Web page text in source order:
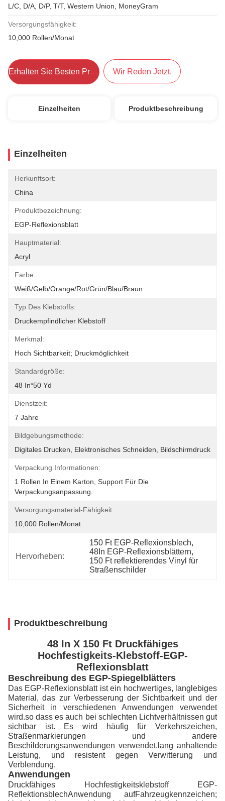
L/C, D/A, D/P, T/T, Western Union, MoneyGram
Versorgungsfähigkeit:
10,000 Rollen/Monat
Erhalten Sie Besten Preis Wir Reden Jetzt.
Einzelheiten Produktbeschreibung
Einzelheiten
Herkunftsort:
China
Produktbezeichnung:
EGP-Reflexionsblatt
Hauptmaterial:
Acryl
Farbe:
Weiß/Gelb/Orange/Rot/Grün/Blau/Braun
Typ Des Klebstoffs:
Druckempfindlicher Klebstoff
Merkmal:
Hoch Sichtbarkeit; Druckmöglichkeit
Standardgröße:
48 In*50 Yd
Dienstzeit:
7 Jahre
Bildgebungsmethode:
Digitales Drucken, Elektronisches Schneiden, Bildschirmdruck
Verpackung Informationen:
1 Rollen In Einem Karton, Support Für Die
Verpackungsanpassung.
Versorgungsmaterial-Fähigkeit:
10,000 Rollen/Monat
Hervorheben:
150 Ft EGP-Reflexionsblech,
48In EGP-Reflexionsblättern,
150 Ft reflektierendes Vinyl für
Straßenschilder
Produktbeschreibung
48 In X 150 Ft Druckfähiges
Hochfestigkeits-Klebstoff-EGP-
Reflexionsblatt
Beschreibung des EGP-Spiegelblätters
Das EGP-Reflexionsblatt ist ein hochwertiges, langlebiges
Material, das zur Verbesserung der Sichtbarkeit und der
Sicherheit in verschiedenen Anwendungen verwendet
wird.so dass es auch bei schlechten Lichtverhältnissen gut
sichtbar ist. Es wird häufig für Verkehrszeichen,
Straßenmarkierungen und andere
Beschilderungsanwendungen verwendet.lang anhaltende
Leistung, und resistent gegen Verwitterung und
Verblendung.
Anwendungen
Druckfähiges Hochfestigkeitsklebstoff EGP-
ReflektionsblechAnwendung aufFahrzeugkennzeichen;